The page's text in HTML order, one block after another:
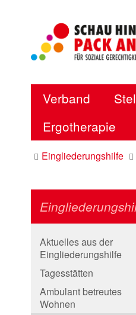
Verband
Ergotherapie
Eingliederungshilfe
Aktuelles aus der
Eingliederungshilfe
Tagesstätten
Ambulant betreutes
Wohnen